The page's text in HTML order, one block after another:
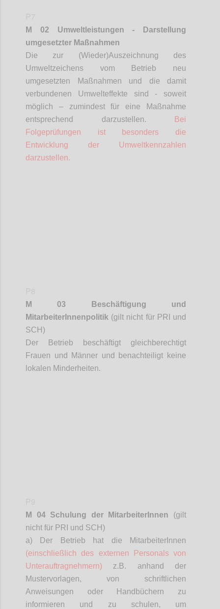
M 02 Umweltleistungen - Darstellung
umgesetzter Maßnahmen
Die zur (Wieder)Auszeichnung des
Umweltzeichens vom Betrieb neu
umgesetzten Maßnahmen und die damit
verbundenen Umwelteffekte sind - soweit
möglich – zumindest für eine Maßnahme
entsprechend darzustellen.
Bei
Folgeprüfungen ist besonders die
Entwicklung der Umweltkennzahlen
darzustellen.
M 03 Beschäftigung und
MitarbeiterInnenpolitik (gilt nicht für PRI und
SCH)
Der Betrieb beschäftigt gleichberechtigt
Frauen und Männer und benachteiligt keine
lokalen Minderheiten.
M 04 Schulung der MitarbeiterInnen
(gilt
nicht für PRI und SCH)
a) Der Betrieb hat die
MitarbeiterInnen
(einschließlich des externen Personals von
Unterauftragnehmern) z.B. anhand der
Mustervorlagen, von schriftlichen
Anweisungen oder Handbüchern zu
informieren und zu schulen, um